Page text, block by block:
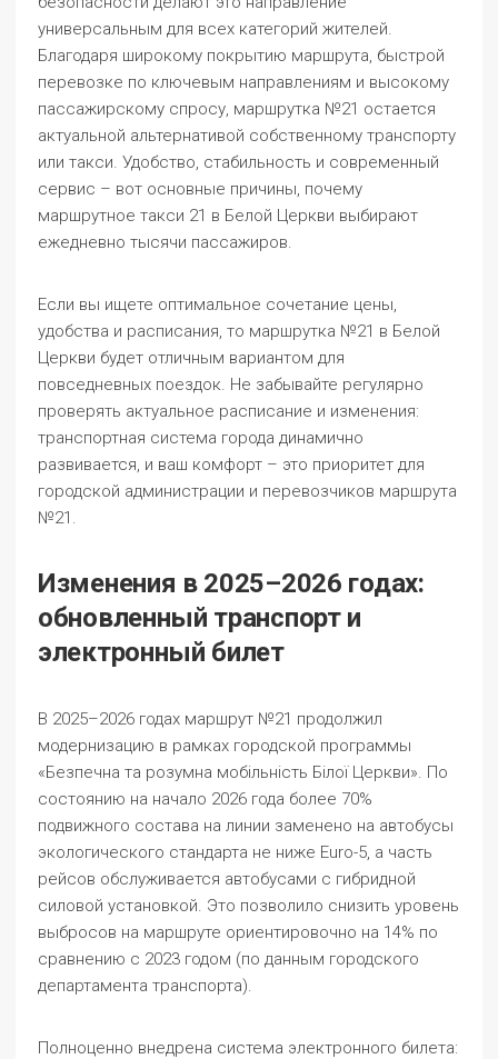
универсальным для всех категорий жителей.
Благодаря широкому покрытию маршрута, быстрой
перевозке по ключевым направлениям и высокому
пассажирскому спросу, маршрутка №21 остается
актуальной альтернативой собственному транспорту
или такси. Удобство, стабильность и современный
сервис – вот основные причины, почему
маршрутное такси 21 в Белой Церкви выбирают
ежедневно тысячи пассажиров.
Если вы ищете оптимальное сочетание цены,
удобства и расписания, то маршрутка №21 в Белой
Церкви будет отличным вариантом для
повседневных поездок. Не забывайте регулярно
проверять актуальное расписание и изменения:
транспортная система города динамично
развивается, и ваш комфорт – это приоритет для
городской администрации и перевозчиков маршрута
№21.
Изменения в 2025–2026 годах:
обновленный транспорт и
электронный билет
В 2025–2026 годах маршрут №21 продолжил
модернизацию в рамках городской программы
«Безпечна та розумна мобільність Білої Церкви». По
состоянию на начало 2026 года более 70%
подвижного состава на линии заменено на автобусы
экологического стандарта не ниже Euro-5, а часть
рейсов обслуживается автобусами с гибридной
силовой установкой. Это позволило снизить уровень
выбросов на маршруте ориентировочно на 14% по
сравнению с 2023 годом (по данным городского
департамента транспорта).
Полноценно внедрена система электронного билета: